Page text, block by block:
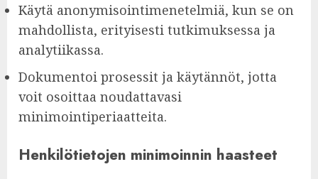
Käytä anonymisointimenetelmiä, kun se on
mahdollista, erityisesti tutkimuksessa ja
analytiikassa.
Dokumentoi prosessit ja käytännöt, jotta
voit osoittaa noudattavasi
minimointiperiaatteita.
Henkilötietojen minimoinnin haasteet